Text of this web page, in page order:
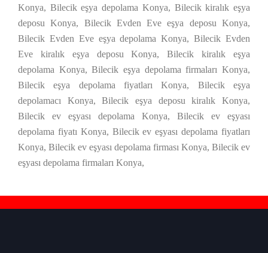
Konya, Bilecik eşya depolama Konya, Bilecik kiralık eşya
deposu Konya, Bilecik Evden Eve eşya deposu Konya,
Bilecik Evden Eve eşya depolama Konya, Bilecik Evden
Eve kiralık eşya deposu Konya, Bilecik kiralık eşya
depolama Konya, Bilecik eşya depolama firmaları Konya,
Bilecik eşya depolama fiyatları Konya, Bilecik eşya
depolamacı Konya, Bilecik eşya deposu kiralık Konya,
Bilecik ev eşyası depolama Konya, Bilecik ev eşyası
depolama fiyatı Konya, Bilecik ev eşyası depolama fiyatları
Konya, Bilecik ev eşyası depolama firması Konya, Bilecik ev
eşyası depolama firmaları Konya,